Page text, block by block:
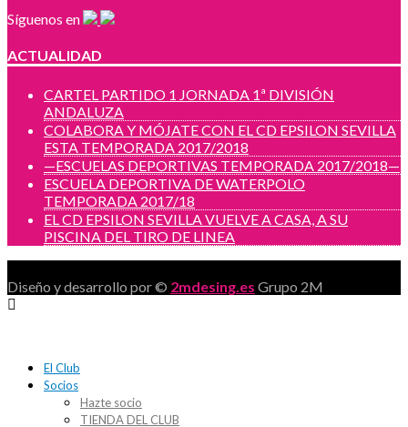
Síguenos en
ACTUALIDAD
CARTEL PARTIDO 1 JORNADA 1ª DIVISIÓN
ANDALUZA
COLABORA Y MÓJATE CON EL CD EPSILON SEVILLA
ESTA TEMPORADA 2017/2018
—ESCUELAS DEPORTIVAS TEMPORADA 2017/2018—
ESCUELA DEPORTIVA DE WATERPOLO
TEMPORADA 2017/18
EL CD EPSILON SEVILLA VUELVE A CASA, A SU
PISCINA DEL TIRO DE LINEA
Diseño y desarrollo por © 2mdesing.es Grupo 2M
El Club
Socios
Hazte socio
TIENDA DEL CLUB